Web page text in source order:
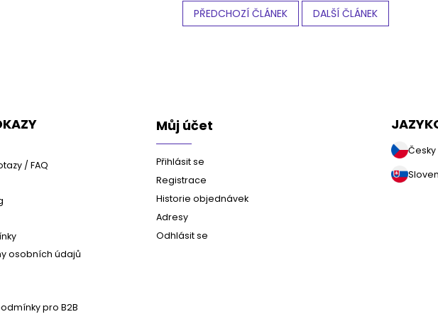
PŘEDCHOZÍ ČLÁNEK DALŠÍ ČLÁNEK
/ FAQ
osobních údajů
pro B2B
Můj účet
Přihlásit se
Registrace
Historie objednávek
Adresy
Odhlásit se